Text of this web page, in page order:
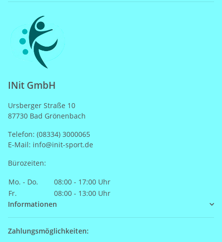
INit GmbH
Ursberger Straße 10
87730 Bad Grönenbach
Telefon: (08334) 3000065
E-Mail: info@init-sport.de
Bürozeiten:
Mo. - Do.
08:00 - 17:00 Uhr
Fr.
08:00 - 13:00 Uhr
Informationen
Zahlungsmöglichkeiten: